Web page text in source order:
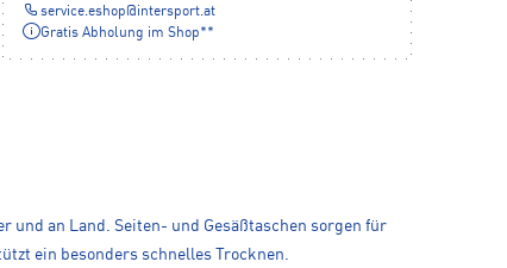
service.eshop@ intersport.at
Gratis Abholung im Shop**
und an Land. Seiten- und Gesäßtaschen sorgen für
ein besonders schnelles Trocknen.